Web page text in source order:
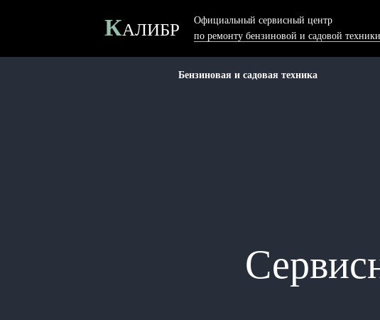
КАЛИБР
Официальный сервисный центр
по ремонту бензиновой и садовой
Бензиновая и садовая техника